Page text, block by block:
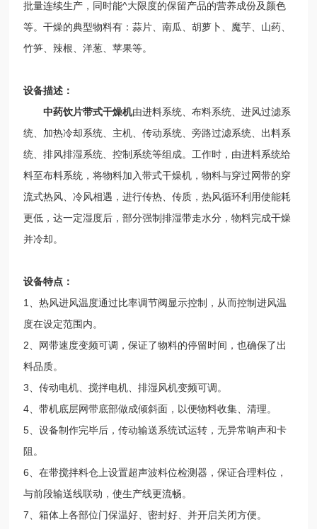
批量连续生产，同时能^大限度的保留产品的营养成份及颜色
等。干燥的典型物料有：蒜片、南瓜、胡萝卜、魔芋、山药、
竹笋、辣根、洋葱、苹果等。
设备描述：
中药饮片带式干燥机由进料系统、布料系统、进风过滤系
统、加热冷却系统、主机、传动系统、旁路过滤系统、出料系
统、排风排湿系统、控制系统等组成。工作时，由进料系统给
料至布料系统，将物料加入带式干燥机，物料与穿过网带的穿
流式热风、冷风相遇，进行传热、传质，热风循环利用使能耗
更低，达一定湿度后，部分强制排湿带走水分，物料完成干燥
并冷却。
设备特点：
1、热风进风温度通过比率调节阀显示控制，从而控制进风温
度在设定范围内。
2、网带速度变频可调，保证了物料的停留时间，也确保了出
料品质。
3、传动电机、搅拌电机、排湿风机变频可调。
4、带机底层网带底部做成倾斜面，以便物料收集、清理。
5、设备制作完毕后，传动输送系统试运转，无异常响声和卡
阻。
6、在带搅拌料仓上设置超声波料位检测器，保证合理料位，
与前段输送线联动，使生产线更流畅。
7、箱体上各部位门保温好、密封好、并开启关闭方便。